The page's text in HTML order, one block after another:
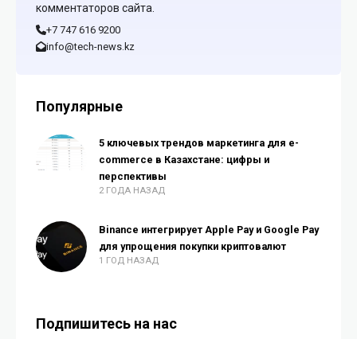
комментаторов сайта.
+7 747 616 9200
info@tech-news.kz
Популярные
5 ключевых трендов маркетинга для e-
commerce в Казахстане: цифры и
перспективы
2 ГОДА НАЗАД
Binance интегрирует Apple Pay и Google Pay
для упрощения покупки криптовалют
1 ГОД НАЗАД
Подпишитесь на нас